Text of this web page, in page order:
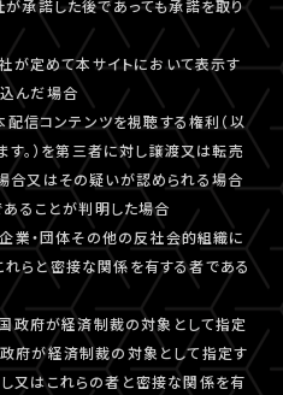
が承諾した後であっても承諾を取り
が定めて本サイトにおいて表示す
んだ場合
信コンテンツを視聴する権利（以
す。）を第三者に対し譲渡又は転売
合又はその疑いが認められる場合
ることが判明した場合
業・団体その他の反社会的組織に
らと密接な関係を有する者である
政府が経済制裁の対象として指定
府が経済制裁の対象として指定す
又はこれらの者と密接な関係を有